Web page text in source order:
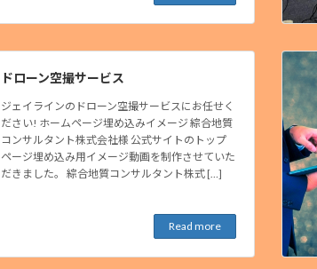
ドローン空撮サービス
ジェイラインのドローン空撮サービスにお任せく
ださい! ホームページ埋め込みイメージ 綜合地質
コンサルタント株式会社様 公式サイトのトップ
ページ埋め込み用イメージ動画を制作させていた
だきました。 綜合地質コンサルタント株式 […]
Read more